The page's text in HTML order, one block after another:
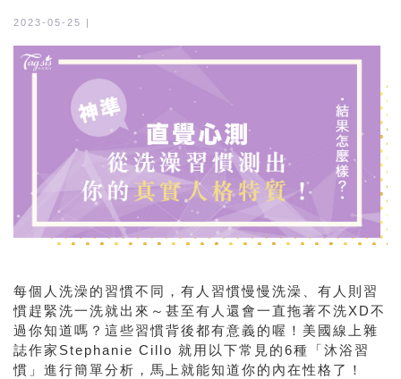
2023-05-25 |
每個人洗澡的習慣不同，有人習慣慢慢洗澡、有人則習
慣趕緊洗一洗就出來～甚至有人還會一直拖著不洗XD不
過你知道嗎？這些習慣背後都有意義的喔！美國線上雜
誌作家Stephanie Cillo 就用以下常見的6種「沐浴習
慣」進行簡單分析，馬上就能知道你的內在性格了！